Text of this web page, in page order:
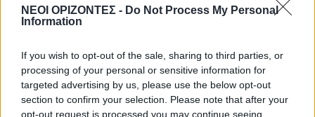
ΝΕΟΙ ΟΡΙΖΟΝΤΕΣ - Do Not Process My Personal
Information
If you wish to opt-out of the sale, sharing to third parties, or
processing of your personal or sensitive information for
targeted advertising by us, please use the below opt-out
section to confirm your selection. Please note that after your
opt-out request is processed you may continue seeing
ΕΝΔΙΑΦΕΡΟΝΤΑ
Δημοφιλή αυτή την εβδομάδα